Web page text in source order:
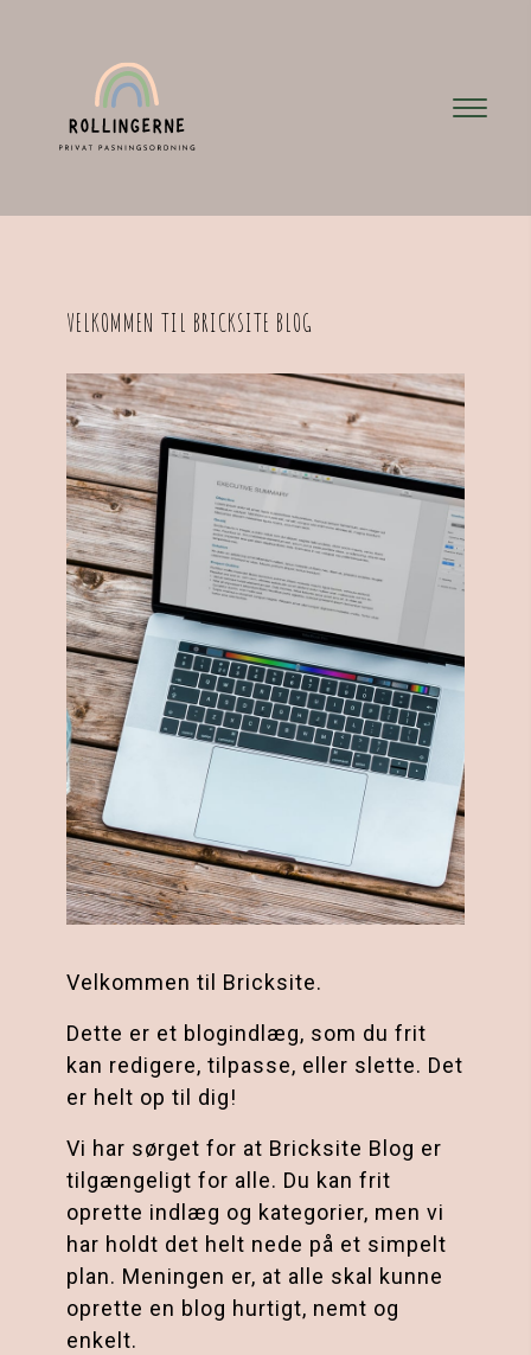
VELKOMMEN TIL BRICKSITE BLOG
Velkommen til Bricksite.
Dette er et blogindlæg, som du frit
kan redigere, tilpasse, eller slette. Det
er helt op til dig!
Vi har sørget for at Bricksite Blog er
tilgængeligt for alle. Du kan frit
oprette indlæg og kategorier, men vi
har holdt det helt nede på et simpelt
plan. Meningen er, at alle skal kunne
oprette en blog hurtigt, nemt og
enkelt.